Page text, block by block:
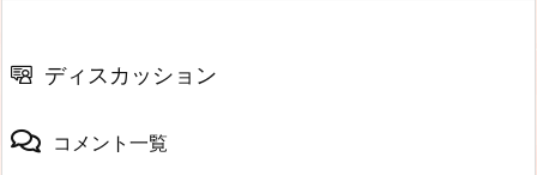
ディスカッション
コメント一覧